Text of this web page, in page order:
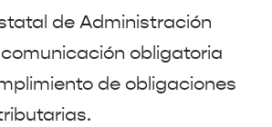
de Administración
obligatoria
de obligaciones